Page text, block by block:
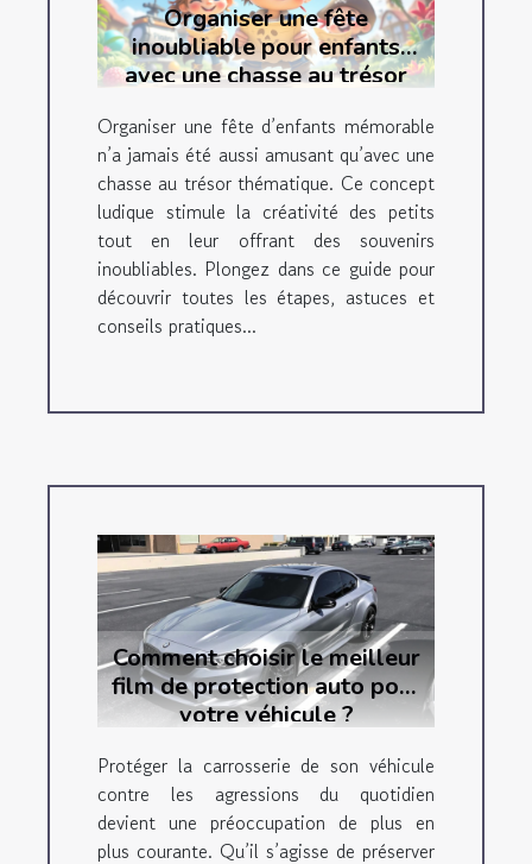
Organiser une fête
inoubliable pour enfants
avec une chasse au trésor
Organiser une fête d’enfants mémorable
n’a jamais été aussi amusant qu’avec une
chasse au trésor thématique. Ce concept
ludique stimule la créativité des petits
tout en leur offrant des souvenirs
inoubliables. Plongez dans ce guide pour
découvrir toutes les étapes, astuces et
conseils pratiques...
Comment choisir le meilleur
film de protection auto pour
votre véhicule ?
Protéger la carrosserie de son véhicule
contre les agressions du quotidien
devient une préoccupation de plus en
plus courante. Qu’il s’agisse de préserver